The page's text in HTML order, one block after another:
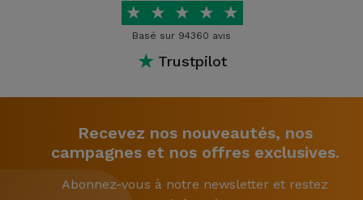
★ ★ ★ ★ ★
Basé sur 94360 avis
★ Trustpilot
Recevez nos nouveautés, nos
campagnes et nos offres exclusives.
Abonnez-vous à notre newsletter et restez